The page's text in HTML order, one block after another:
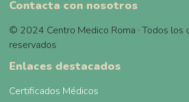
Contacta con nosotros
© 2024 Centro Medico Roma · Todos los
reservados
Enlaces destacados
Certificados Médicos